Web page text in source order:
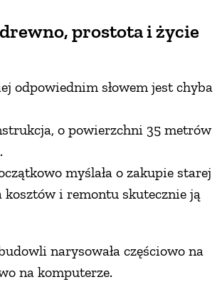
prostota i życie
odpowiednim słowem jest chyba
o powierzchni 35 metrów
myślała o zakupie starej
kosztów i remontu skutecznie ją
narysowała częściowo na
na komputerze.